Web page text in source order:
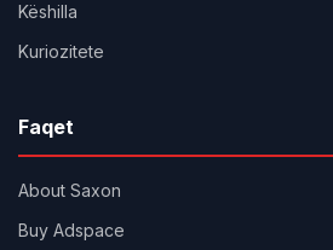
Këshilla
Kuriozitete
Faqet
About Saxon
Buy Adspace